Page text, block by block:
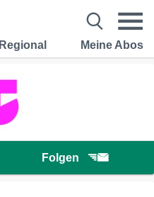
Regional Meine Abos
Folgen